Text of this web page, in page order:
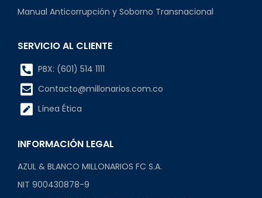
Manual Anticorrupción y Soborno Transnacional
SERVICIO AL CLIENTE
PBX: (601) 514 1111
Contacto@millonarios.com.co
Línea Ética
INFORMACIÓN LEGAL
AZUL & BLANCO MILLONARIOS FC S.A.
NIT 900430878-9